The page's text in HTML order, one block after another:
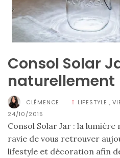
Consol Solar
naturellement
CLÉMENCE LIFESTYLE ,
24/10/2015
Consol Solar Jar : la lumière
ravie de vous retrouver
lifestyle et décoration afin